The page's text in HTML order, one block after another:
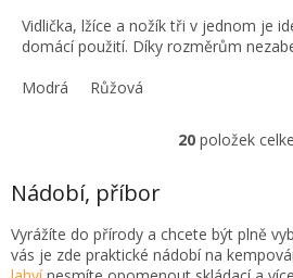
Vidlička, lžíce a nožík tři v jednom je
domácí použití. Díky rozměrům
Modrá
Růžová
O
d
a
c
20položek
Nádobí, příbor
Vyrážíte do přírody a chcete být plně
vás je zde praktické nádobí na